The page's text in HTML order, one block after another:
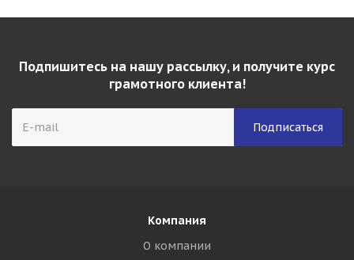
Подпишитесь на нашу рассылку, и получите курс
грамотного клиента!
Компания
О компании